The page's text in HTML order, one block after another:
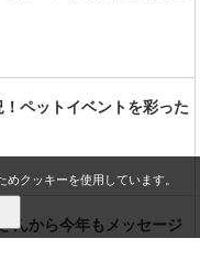
ペットイベントを彩った
んから今年もメッセージ
クッキーを使用しています。